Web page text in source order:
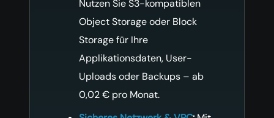
Nutzen Sie S3-kompatiblen
Object Storage oder Block
Storage für Ihre
Applikationsdaten, User-
Uploads oder Backups – ab
0,02 € pro Monat.